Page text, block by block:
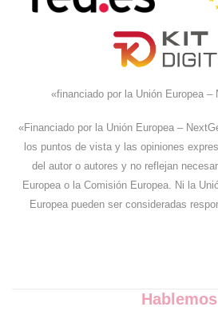
«financiado por la Unión Europea –
«Financiado por la Unión Europea –
los puntos de vista y las opiniones
del autor o autores y no reflejan
Europea o la Comisión Europea. Ni la
Europea pueden ser consideradas
Hablemos